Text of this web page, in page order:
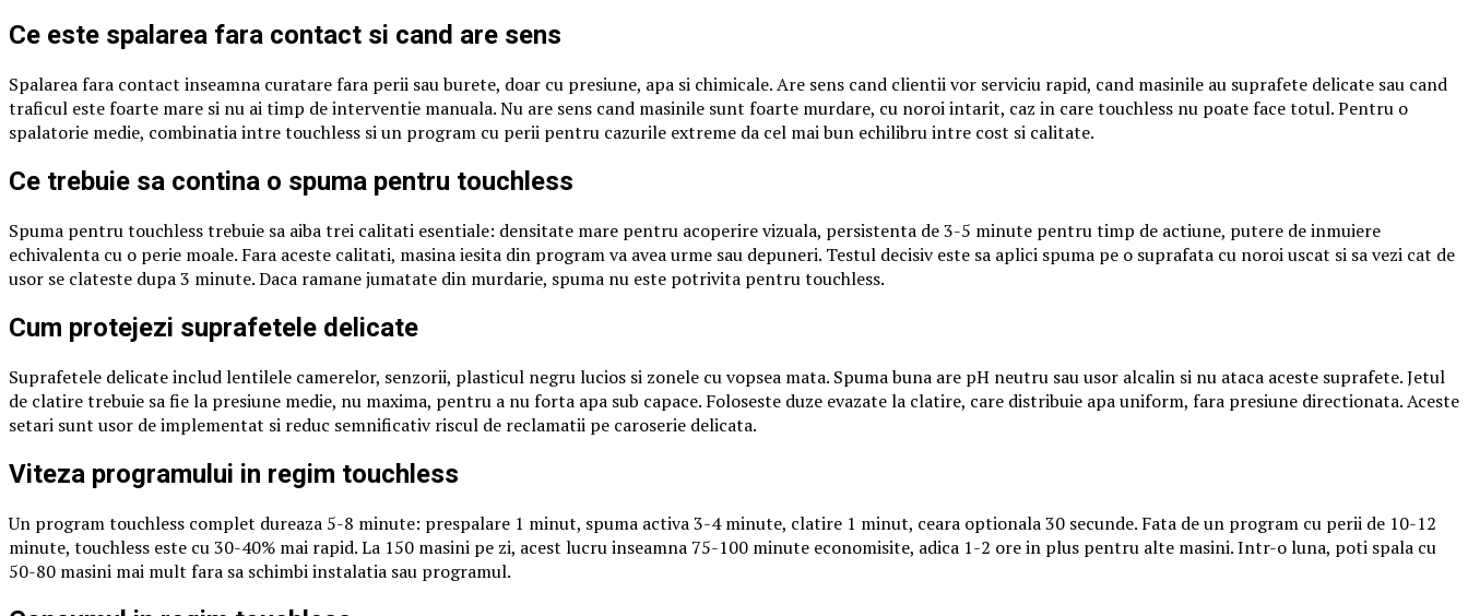
Ce este spalarea fara contact si cand are sens
Spalarea fara contact inseamna curatare fara perii sau burete, doar cu presiune, apa si chimicale. Are sens cand clientii vor serviciu rapid, cand masinile au suprafete delicate sau cand
traficul este foarte mare si nu ai timp de interventie manuala. Nu are sens cand masinile sunt foarte murdare, cu noroi intarit, caz in care touchless nu poate face totul. Pentru o
spalatorie medie, combinatia intre touchless si un program cu perii pentru cazurile extreme da cel mai bun echilibru intre cost si calitate.
Ce trebuie sa contina o spuma pentru touchless
Spuma pentru touchless trebuie sa aiba trei calitati esentiale: densitate mare pentru acoperire vizuala, persistenta de 3-5 minute pentru timp de actiune, putere de inmuiere
echivalenta cu o perie moale. Fara aceste calitati, masina iesita din program va avea urme sau depuneri. Testul decisiv este sa aplici spuma pe o suprafata cu noroi uscat si sa vezi cat de
usor se clateste dupa 3 minute. Daca ramane jumatate din murdarie, spuma nu este potrivita pentru touchless.
Cum protejezi suprafetele delicate
Suprafetele delicate includ lentilele camerelor, senzorii, plasticul negru lucios si zonele cu vopsea mata. Spuma buna are pH neutru sau usor alcalin si nu ataca aceste suprafete. Jetul
de clatire trebuie sa fie la presiune medie, nu maxima, pentru a nu forta apa sub capace. Foloseste duze evazate la clatire, care distribuie apa uniform, fara presiune directionata. Aceste
setari sunt usor de implementat si reduc semnificativ riscul de reclamatii pe caroserie delicata.
Viteza programului in regim touchless
Un program touchless complet dureaza 5-8 minute: prespalare 1 minut, spuma activa 3-4 minute, clatire 1 minut, ceara optionala 30 secunde. Fata de un program cu perii de 10-12
minute, touchless este cu 30-40% mai rapid. La 150 masini pe zi, acest lucru inseamna 75-100 minute economisite, adica 1-2 ore in plus pentru alte masini. Intr-o luna, poti spala cu
50-80 masini mai mult fara sa schimbi instalatia sau programul.